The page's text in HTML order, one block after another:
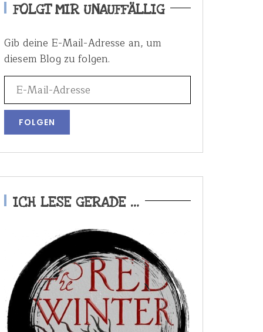
FOLGT MIR UNAUFFÄLLIG
Gib deine E-Mail-Adresse an, um
diesem Blog zu folgen.
ICH LESE GERADE …